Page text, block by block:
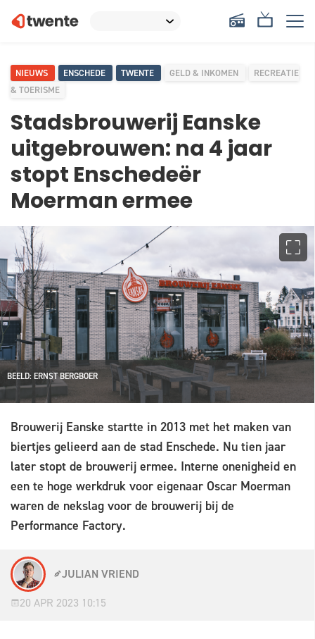
NIEUWS ENSCHEDE TWENTE GELD & INKOMEN
RECREATIE
& TOERISME
Stadsbrouwerij Eanske
uitgebrouwen: na 4 jaar
stopt Enschedeër
Moerman ermee
BEELD: ERNST BERGBOER
Brouwerij Eanske startte in 2013 met het maken van
biertjes gelieerd aan de stad Enschede. Nu tien jaar
later stopt de brouwerij ermee. Interne onenigheid en
een te hoge werkdruk voor eigenaar Oscar Moerman
waren de nekslag voor de brouwerij bij de
Performance Factory.
JULIAN VRIEND
20 APR 2023 10:15